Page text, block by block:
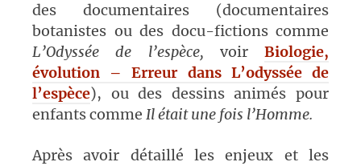
des documentaires (documentaires
botanistes ou des docu-fictions comme
L’Odyssée de l’espèce, voir Biologie,
évolution – Erreur dans L’odyssée de
l’espèce), ou des dessins animés pour
enfants comme Il était une fois l’Homme.
Après avoir détaillé les enjeux et les